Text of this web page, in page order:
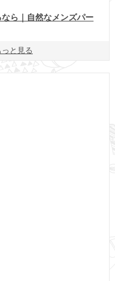
ら｜自然なメンズパー
と見る